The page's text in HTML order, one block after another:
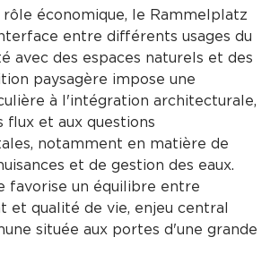
rôle économique, le Rammelplatz
entre différents usages du
avec des espaces naturels et des
paysagère impose une
à l'intégration architecturale,
flux et aux questions
notamment en matière de
et de gestion des eaux.
favorise un équilibre entre
et qualité de vie, enjeu central
située aux portes d'une grande